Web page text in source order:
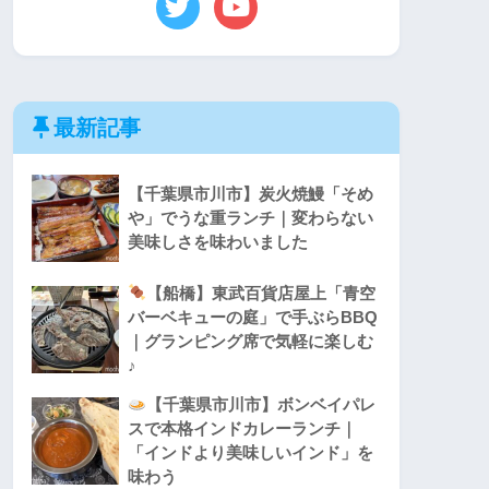
最新記事
【千葉県市川市】炭火焼鰻「そめ
や」でうな重ランチ｜変わらない
美味しさを味わいました
【船橋】東武百貨店屋上「青空
バーベキューの庭」で手ぶらBBQ
｜グランピング席で気軽に楽しむ
♪
【千葉県市川市】ボンベイパレ
スで本格インドカレーランチ｜
「インドより美味しいインド」を
味わう